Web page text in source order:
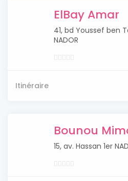
ElBay Amar
41, bd Youssef ben
NADOR
Itinéraire
Bounou
15, av. Hassan 1er